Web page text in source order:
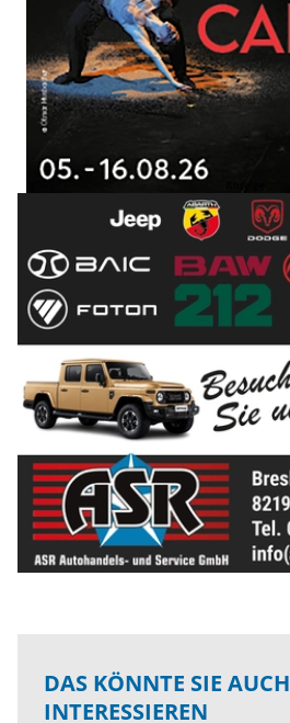
DAS KÖNNTE SIE AUCH
INTERESSIEREN